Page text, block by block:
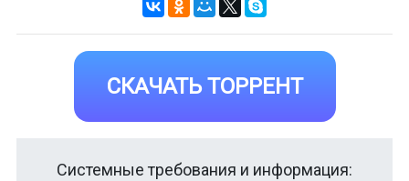
СКАЧАТЬ ТОРРЕНТ
Системные требования и информация: